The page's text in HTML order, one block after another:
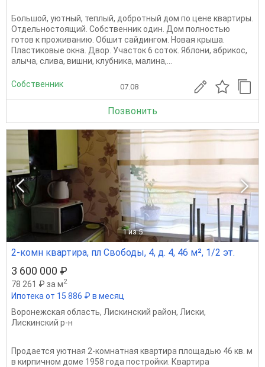
Большой, уютный, теплый, добротный дом по цене квартиры.
Отдельностоящий. Собственник один. Дом полностью
готов к проживанию. Обшит сайдингом. Новая крыша.
Пластиковые окна. Двор. Участок 6 соток. Яблони, абрикос,
алыча, слива, вишни, клубника, малина,...
Собственник 07.08
Позвонить
1 из 5
2-комн квартира, пл Свободы, 4, д. 4, 46 м², 1/2 эт.
3 600 000 ₽
78 261 ₽ за м2
Ипотека от 15 886 ₽ в месяц
Воронежская область, Лискинский район, Лиски,
Лискинский р-н
Продается уютная 2-комнатная квартира площадью 46 кв. м
в кирпичном доме 1958 года постройки. Квартира